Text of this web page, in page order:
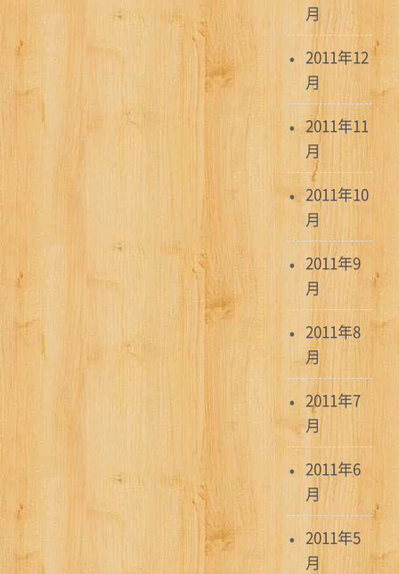
月
2011年12
月
2011年11
月
2011年10
月
2011年9
月
2011年8
月
2011年7
月
2011年6
月
2011年5
月